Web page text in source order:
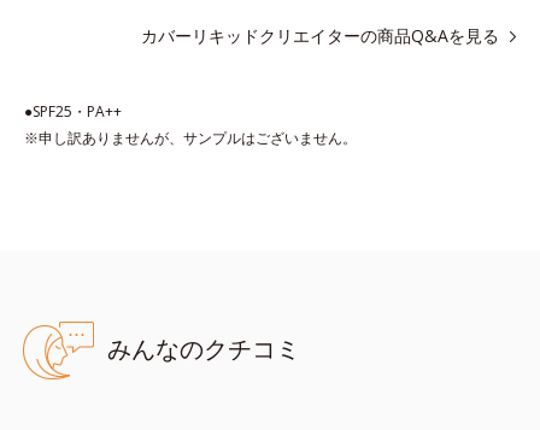
*1 硫酸Ba、酸化チタン、酸化鉄
*2 加水分解ヒアルロン酸アルキル（C12-13）グリセリル、カルボ
カバーリキッドクリエイターの商品Q&Aを見る
●SPF25・PA++
※申し訳ありませんが、サンプルはございません。
みんなのクチコミ